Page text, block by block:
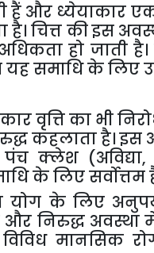
हैं और ध्येयाकार
है। चित्त कीइस
अधिकता हो जाती है।
यहसमाधिकेलिए
वृत्तिका भी
कहलाताहै। इस
पंच क्लेश(अविद्या,
केलिएसर्वोत्तम
योग के लिए
और निरुद्ध अवस्था
विविध मानसिक